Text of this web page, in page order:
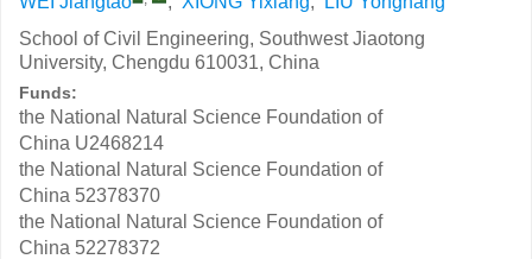
School of Civil Engineering, Southwest Jiaotong
University, Chengdu 610031, China
Funds:
the National Natural Science Foundation of
China U2468214
the National Natural Science Foundation of
China 52378370
the National Natural Science Foundation of
China 52278372